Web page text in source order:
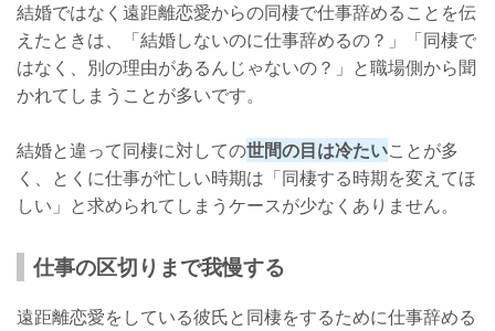
結婚ではなく遠距離恋愛からの同棲で仕事辞めることを伝
えたときは、「結婚しないのに仕事辞めるの？」「同棲で
はなく、別の理由があるんじゃないの？」と職場側から聞
かれてしまうことが多いです。
結婚と違って同棲に対しての世間の目は冷たいことが多
く、とくに仕事が忙しい時期は「同棲する時期を変えてほ
しい」と求められてしまうケースが少なくありません。
仕事の区切りまで我慢する
遠距離恋愛をしている彼氏と同棲をするために仕事辞める